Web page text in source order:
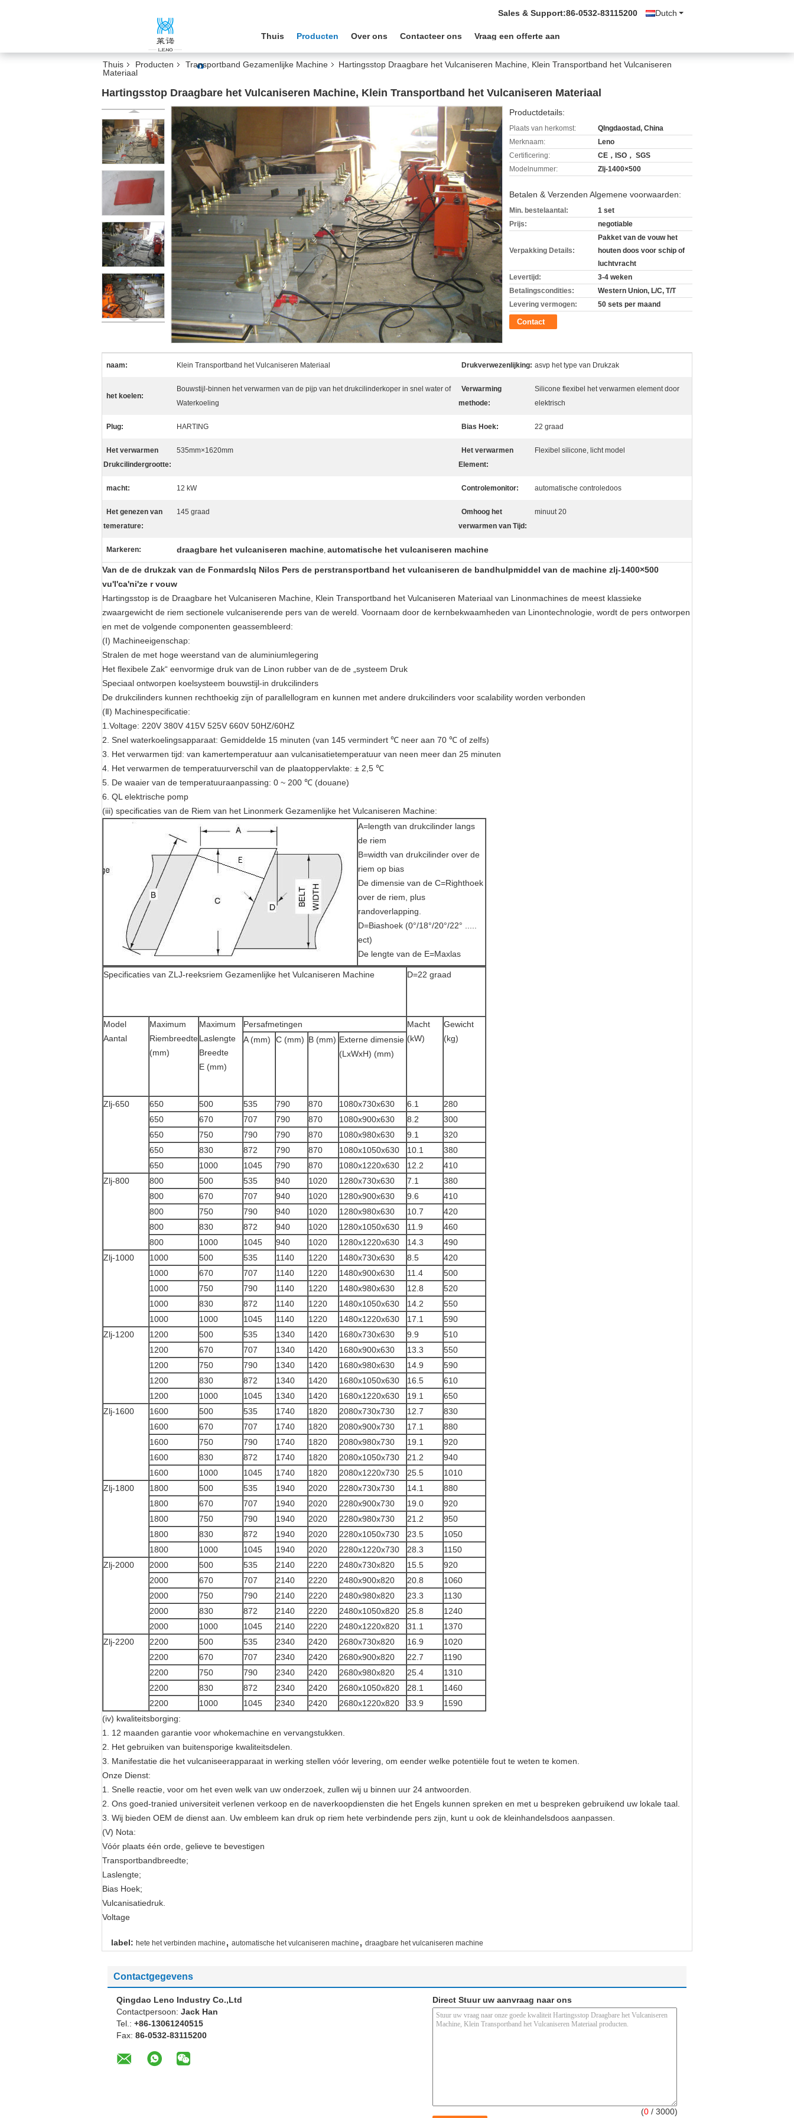
Dutch
Sales & Support:86-0532-83115200
Thuis Producten Over ons Contacteer ons Vraag een offerte aan
Thuis Producten Transportband Gezamenlijke Machine
Hartingsstop Draagbare het Vulcaniseren Machine, Klein Transportband het Vulcaniseren
Materiaal
Hartingsstop Draagbare het Vulcaniseren Machine, Klein Transportband het Vulcaniseren Materiaal
Productdetails:
Plaats van herkomst:
QIngdaostad, China
Merknaam:
Leno
Certificering:
CE，ISO， SGS
Modelnummer:
Zlj-1400×500
Betalen & Verzenden Algemene voorwaarden:
Min. bestelaantal:
1 set
Prijs:
negotiable
Verpakking Details:
Pakket van de vouw het
houten doos voor schip of
luchtvracht
Levertijd:
3-4 weken
Betalingscondities:
Western Union, L/C, T/T
Levering vermogen:
50 sets per maand
Contact
naam: Klein Transportband het Vulcaniseren Materiaal Drukverwezenlijking: asvp het type van Drukzak
het koelen:
Bouwstijl-binnen het verwarmen van de pijp van het drukcilinderkoper in snel water of
Waterkoeling
Verwarming
methode:
Silicone flexibel het verwarmen element door
elektrisch
Plug: HARTING Bias Hoek: 22 graad
Het verwarmen
Drukcilindergrootte:
535mm×1620mm
Het verwarmen
Element:
Flexibel silicone, licht model
macht: 12 kW Controlemonitor: automatische controledoos
Het genezen van
temerature:
145 graad
Omhoog het
verwarmen van Tijd:
minuut 20
Markeren: draagbare het vulcaniseren machine, automatische het vulcaniseren machine
Van de de drukzak van de Fonmardslq Nilos Pers de perstransportband het vulcaniseren de bandhulpmiddel van de machine zlj-1400×500
vu'l'ca'ni'ze r vouw
Hartingsstop is de Draagbare het Vulcaniseren Machine, Klein Transportband het Vulcaniseren Materiaal van Linonmachines de meest klassieke
zwaargewicht de riem sectionele vulcaniserende pers van de wereld. Voornaam door de kernbekwaamheden van Linontechnologie, wordt de pers ontworpen
en met de volgende componenten geassembleerd:
(Ⅰ) Machineeigenschap:
Stralen de met hoge weerstand van de aluminiumlegering
Het flexibele Zak“ eenvormige druk van de Linon rubber van de de „systeem Druk
Speciaal ontworpen koelsysteem bouwstijl-in drukcilinders
De drukcilinders kunnen rechthoekig zijn of parallellogram en kunnen met andere drukcilinders voor scalability worden verbonden
(Ⅱ) Machinespecificatie:
1.Voltage: 220V 380V 415V 525V 660V 50HZ/60HZ
2. Snel waterkoelingsapparaat: Gemiddelde 15 minuten (van 145 vermindert ℃ neer aan 70 ℃ of zelfs)
3. Het verwarmen tijd: van kamertemperatuur aan vulcanisatietemperatuur van neen meer dan 25 minuten
4. Het verwarmen de temperatuurverschil van de plaatoppervlakte: ± 2,5 ℃
5. De waaier van de temperatuuraanpassing: 0 ~ 200 ℃ (douane)
6. QL elektrische pomp
(iii) specificaties van de Riem van het Linonmerk Gezamenlijke het Vulcaniseren Machine:
A=length van drukcilinder langs
de riem
B=width van drukcilinder over de
riem op bias
De dimensie van de C=Righthoek
over de riem, plus
randoverlapping.
D=Biashoek (0°/18°/20°/22° .....
ect)
De lengte van de E=Maxlas
Specificaties van ZLJ-reeksriem Gezamenlijke het Vulcaniseren Machine D=22 graad
Model
Aantal
Maximum
Riembreedte
(mm)
Maximum
Laslengte
Breedte
E (mm)
Persafmetingen
Macht
(kW)
Gewicht
(kg)
A (mm) C (mm) B (mm) Externe dimensie
(LxWxH) (mm)
Zlj-650 650 500 535 790 870 1080x730x630 6.1
280
650
670 707 790 870 1080x900x630 8.2
300
650
750 790 790 870 1080x980x630 9.1
320
650
830 872 790 870 1080x1050x630 10.1
380
650
1000 1045 790 870 1080x1220x630 12.2
410
Zlj-800
800 500 535 940 1020 1280x730x630 7.1
380
800
670 707 940 1020 1280x900x630 9.6
410
800
750 790 940 1020 1280x980x630 10.7
420
800
830 872 940 1020 1280x1050x630 11.9
460
800
1000 1045 940 1020 1280x1220x630 14.3
490
Zlj-1000
1000 500 535 1140 1220 1480x730x630 8.5
420
1000
670 707 1140 1220 1480x900x630 11.4
500
1000
750 790 1140 1220 1480x980x630 12.8
520
1000
830 872 1140 1220 1480x1050x630 14.2
550
1000
1000 1045 1140 1220 1480x1220x630 17.1
590
Zlj-1200
1200 500 535 1340 1420 1680x730x630 9.9
510
1200
670 707 1340 1420 1680x900x630 13.3
550
1200
750 790 1340 1420 1680x980x630 14.9
590
1200
830 872 1340 1420 1680x1050x630 16.5
610
1200
1000 1045 1340 1420 1680x1220x630 19.1
650
Zlj-1600
1600 500 535 1740 1820 2080x730x730 12.7
830
1600
670 707 1740 1820 2080x900x730 17.1
880
1600
750 790 1740 1820 2080x980x730 19.1
920
1600
830 872 1740 1820 2080x1050x730 21.2
940
1600
1000 1045 1740 1820 2080x1220x730 25.5
1010
Zlj-1800
1800 500 535 1940 2020 2280x730x730 14.1
880
1800
670 707 1940 2020 2280x900x730 19.0
920
1800
750 790 1940 2020 2280x980x730 21.2
950
1800
830 872 1940 2020 2280x1050x730 23.5
1050
1800
1000 1045 1940 2020 2280x1220x730 28.3
1150
Zlj-2000
2000 500 535 2140 2220 2480x730x820 15.5
920
2000
670 707 2140 2220 2480x900x820 20.8
1060
2000
750 790 2140 2220 2480x980x820 23.3
1130
2000
830 872 2140 2220 2480x1050x820 25.8
1240
2000
1000 1045 2140 2220 2480x1220x820 31.1
1370
Zlj-2200
2200 500 535 2340 2420 2680x730x820 16.9
1020
2200
670 707 2340 2420 2680x900x820 22.7
1190
2200
750 790 2340 2420 2680x980x820 25.4
1310
2200
830 872 2340 2420 2680x1050x820 28.1
1460
2200
1000 1045 2340 2420 2680x1220x820 33.9
1590
(iv) kwaliteitsborging:
1. 12 maanden garantie voor whokemachine en vervangstukken.
2. Het gebruiken van buitensporige kwaliteitsdelen.
3. Manifestatie die het vulcaniseerapparaat in werking stellen vóór levering, om eender welke potentiële fout te weten te komen.
Onze Dienst:
1. Snelle reactie, voor om het even welk van uw onderzoek, zullen wij u binnen uur 24 antwoorden.
2. Ons goed-tranied universiteit verlenen verkoop en de naverkoopdiensten die het Engels kunnen spreken en met u bespreken gebruikend uw lokale taal.
3. Wij bieden OEM de dienst aan. Uw embleem kan druk op riem hete verbindende pers zijn, kunt u ook de kleinhandelsdoos aanpassen.
(V) Nota:
Vóór plaats één orde, gelieve te bevestigen
Transportbandbreedte;
Laslengte;
Bias Hoek;
Vulcanisatiedruk.
Voltage
label: hete het verbinden machine , automatische het vulcaniseren machine , draagbare het vulcaniseren machine
Contactgegevens
Qingdao Leno Industry Co.,Ltd
Contactpersoon: Jack Han
Tel.: +86-13061240515
Fax: 86-0532-83115200
Direct Stuur uw aanvraag naar ons
(0 / 3000)